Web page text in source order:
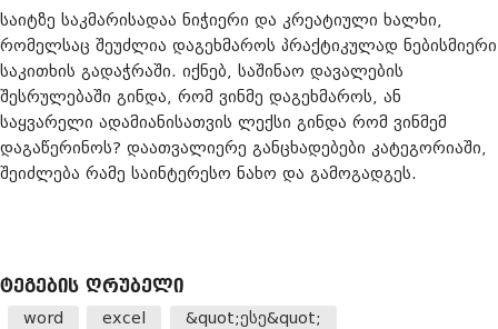
საიტზე საკმარისადაა ნიჭიერი და კრეატიული ხალხი,
რომელსაც შეუძლია დაგეხმაროს პრაქტიკულად ნებისმიერი
საკითხის გადაჭრაში. იქნებ, საშინაო დავალების
შესრულებაში გინდა, რომ ვინმე დაგეხმაროს, ან
საყვარელი ადამიანისათვის ლექსი გინდა რომ ვინმემ
დაგაწერინოს? დაათვალიერე განცხადებები კატეგორიაში,
შეიძლება რამე საინტერესო ნახო და გამოგადგეს.
ᲢᲔᲒᲔᲑᲘᲡ ᲦᲠᲣᲑᲔᲚᲘ
word excel &quot;ესე&quot;